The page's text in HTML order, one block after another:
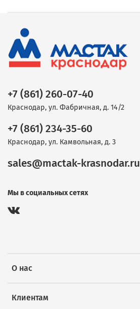
О нас
Клиентам
+7 (861) 260-07-40
Краснодар, ул. Фабричная, д. 14/2
+7 (861) 234-35-60
Краснодар, ул. Камвольная, д. 3
sales@mactak-krasnodar.ru
Мы в социальных сетях